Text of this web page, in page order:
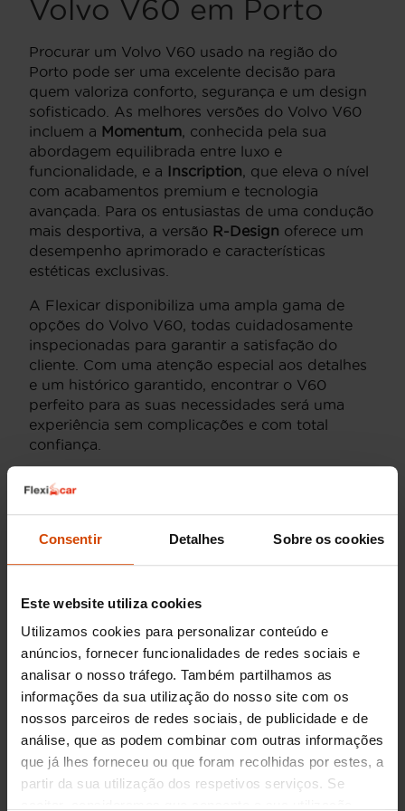
Consentir Detalhes Sobre os cookies
Este website utiliza cookies
Utilizamos cookies para personalizar conteúdo e
anúncios, fornecer funcionalidades de redes sociais e
analisar o nosso tráfego. Também partilhamos as
informações da sua utilização do nosso site com os
nossos parceiros de redes sociais, de publicidade e de
análise, que as podem combinar com outras informações
que já lhes forneceu ou que foram recolhidas por estes, a
partir da sua utilização dos respetivos serviços. Se
Volvo V60 em Porto
Procurar um Volvo V60 usado na região do
Porto pode ser uma excelente decisão para
quem valoriza conforto, segurança e um design
sofisticado. As melhores versões do Volvo V60
incluem a Momentum, conhecida pela sua
abordagem equilibrada entre luxo e
funcionalidade, e a Inscription, que eleva o nível
com acabamentos premium e tecnologia
avançada. Para os entusiastas de uma condução
mais desportiva, a versão R-Design oferece um
desempenho aprimorado e características
estéticas exclusivas.
A Flexicar disponibiliza uma ampla gama de
opções do Volvo V60, todas cuidadosamente
inspecionadas para garantir a satisfação do
cliente. Com uma atenção especial aos detalhes
e um histórico garantido, encontrar o V60
perfeito para as suas necessidades será uma
experiência sem complicações e com total
confiança.
Motorizações do Volvo V60 em
Porto
atendem a diferentes estilos de condução e
modelos mais procurados incluem tanto as
motorizações a diesel como a gasolina. O motor
D3é uma escolha popular para quem busca
eficiência de combustível e excelente
desempenho em longas distâncias. Para aqueles
que preferem gasolina, o motor T4proporciona
uma condução suave e resposta imediata.
Adicionalmente, a crescente popularidade de